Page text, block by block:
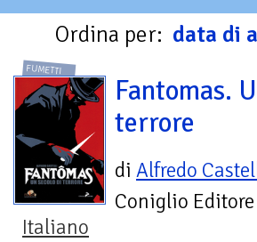
Ordina per: data di
FUMETTI
Fantomas.
terrore
di Alfredo
Coniglio
Italiano